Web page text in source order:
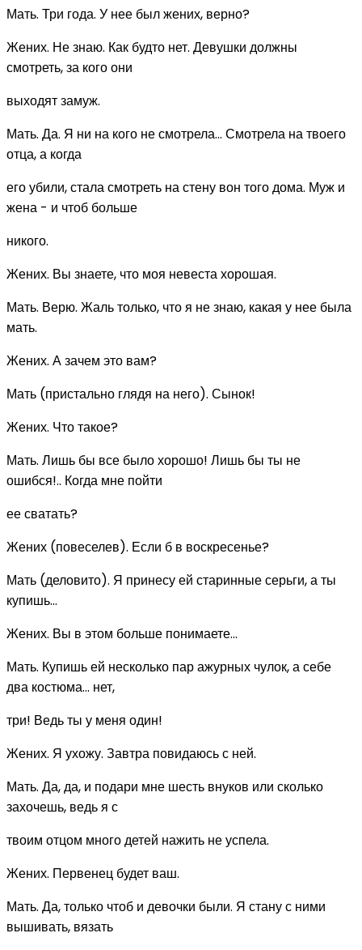
Мать. Три года. У нее был жених, верно?
Жених. Не знаю. Как будто нет. Девушки должны
смотреть, за кого они
выходят замуж.
Мать. Да. Я ни на кого не смотрела... Смотрела на твоего
отца, а когда
его убили, стала смотреть на стену вон того дома. Муж и
жена - и чтоб больше
никого.
Жених. Вы знаете, что моя невеста хорошая.
Мать. Верю. Жаль только, что я не знаю, какая у нее была
мать.
Жених. А зачем это вам?
Мать (пристально глядя на него). Сынок!
Жених. Что такое?
Мать. Лишь бы все было хорошо! Лишь бы ты не
ошибся!.. Когда мне пойти
ее сватать?
Жених (повеселев). Если б в воскресенье?
Мать (деловито). Я принесу ей старинные серьги, а ты
купишь...
Жених. Вы в этом больше понимаете...
Мать. Купишь ей несколько пар ажурных чулок, а себе
два костюма... нет,
три! Ведь ты у меня один!
Жених. Я ухожу. Завтра повидаюсь с ней.
Мать. Да, да, и подари мне шесть внуков или сколько
захочешь, ведь я с
твоим отцом много детей нажить не успела.
Жених. Первенец будет ваш.
Мать. Да, только чтоб и девочки были. Я стану с ними
вышивать, вязать